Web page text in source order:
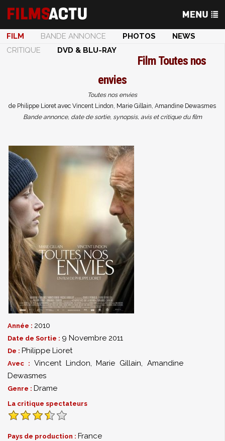
FILM BANDE ANNONCE PHOTOS
NEWS
CRITIQUE
DVD & BLU-RAY
FilmToutes nos
envies
Toutes nos envies
de Philippe Lioret avec Vincent Lindon, Marie Gillain, Amandine Dewasmes
Bande annonce, date de sortie, synopsis, avis et critique du film
Année : 2010
Date de Sortie : 9 Novembre 2011
De : Philippe Lioret
Avec : Vincent Lindon,Marie Gillain,Amandine
Dewasmes
Genre : Drame
La critique spectateurs
Pays de production : France